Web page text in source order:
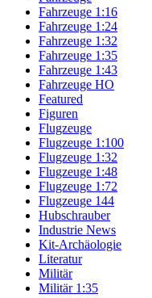
Fahrzeuge 1:16
Fahrzeuge 1:24
Fahrzeuge 1:32
Fahrzeuge 1:35
Fahrzeuge 1:43
Fahrzeuge HO
Featured
Figuren
Flugzeuge
Flugzeuge 1:100
Flugzeuge 1:32
Flugzeuge 1:48
Flugzeuge 1:72
Flugzeuge 144
Hubschrauber
Industrie News
Kit-Archäologie
Literatur
Militär
Militär 1:35